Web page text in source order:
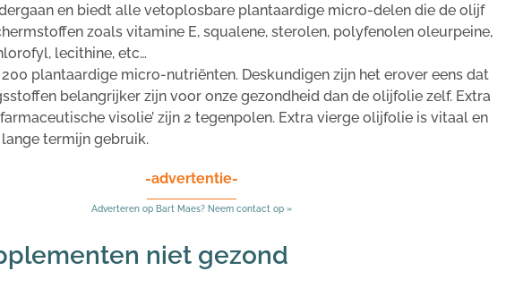
en biedt alle vetoplosbare plantaardige micro-delen die de olijf
zoals vitamine E, squalene, sterolen, polyfenolen oleurpeine,
lecithine, etc…
plantaardige micro-nutriënten. Deskundigen zijn het erover eens dat
belangrijker zijn voor onze gezondheid dan de olijfolie zelf. Extra
visolie’ zijn 2 tegenpolen. Extra vierge olijfolie is vitaal en
termijn gebruik.
-advertentie-
Adverteren op Bart Maes? Neem contact op »
niet gezond